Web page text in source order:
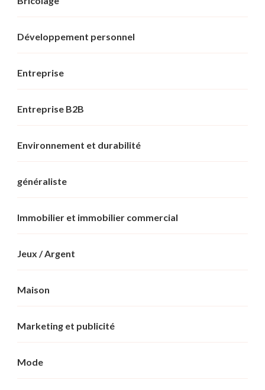
Développement personnel
Entreprise
Entreprise B2B
Environnement et durabilité
généraliste
Immobilier et immobilier commercial
Jeux / Argent
Maison
Marketing et publicité
Mode